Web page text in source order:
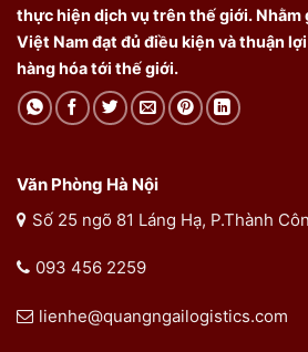
thực hiện dịch vụ trên thế giới. Nhằm
Việt Nam đạt đủ điều kiện và thuận
hàng hóa tới thế giới.
Văn Phòng Hà Nội
Số 25 ngõ 81 Láng Hạ, P.Thành
093 456 2259
lienhe@quangngailogistics.com